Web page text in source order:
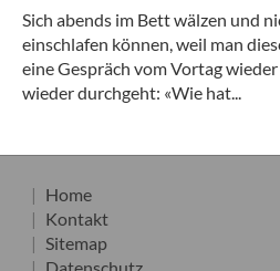
Sich abends im Bett wälzen und
einschlafen können, weil man
eine Gespräch vom Vortag
wieder durchgeht: «Wie hat...
Home
Kontakt
Sitemap